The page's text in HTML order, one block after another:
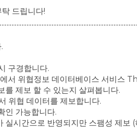
드립니다!
구경합니다.
서 위협정보 데이터베이스 서비스
제보 할 수 있는지 살펴봅니다.
위협 데이터를 제보합니다.
인 가능합니다.
실시간으로 반영되지만 스팸성 제보